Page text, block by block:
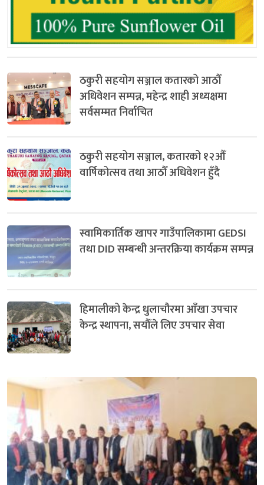
ठकुरी सहयोग सञ्जाल कतारको आठौँ
अधिवेशन सम्पन्न, महेन्द्र शाही अध्यक्षमा
सर्वसम्मत निर्वाचित
ठकुरी सहयोग सञ्जाल, कतारको १२औँ
वार्षिकोत्सव तथा आठौँ अधिवेशन हुँदै
स्वामिकार्तिक खापर गाउँपालिकामा GEDSI
तथा DID सम्बन्धी अन्तरक्रिया कार्यक्रम सम्पन्न
हिमालीको केन्द्र धुलाचौरमा आँखा उपचार
केन्द्र स्थापना, सयौँले लिए उपचार सेवा